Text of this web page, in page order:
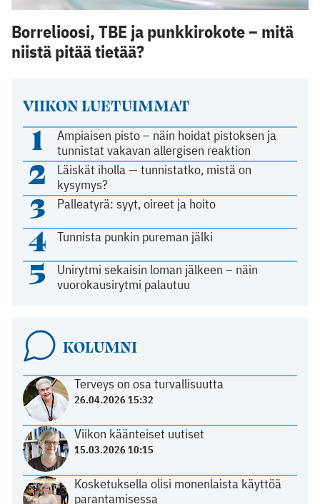
VIIKON LUETUIMMAT
1
Ampiaisen pisto – näin hoidat pistoksen ja
tunnistat vakavan allergisen reaktion
2
Läiskät iholla — tunnistatko, mistä on
kysymys?
3 Palleatyrä: syyt, oireet ja hoito
4 Tunnista punkin pureman jälki
5
Unirytmi sekaisin loman jälkeen – näin
vuorokausirytmi palautuu
KOLUMNI
Terveys on osa turvallisuutta
26.04.2026 15:32
Viikon käänteiset uutiset
15.03.2026 10:15
Kosketuksella olisi monenlaista käyttöä
parantamisessa
Borrelioosi, TBE ja punkkirokote – mitä
niistä pitää tietää?